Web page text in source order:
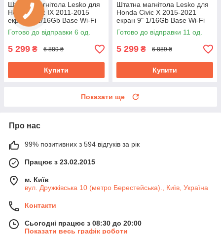
Штатна магнітола Lesko для
Honda Civic IX 2011-2015
екран 9" 1/16Gb Base Wi-Fi
GPS Android
Готово до відправки 6 од.
5 299 ₴ 6 889 ₴
Купити
Штатна магнітола Lesko для
Honda Civic X 2015-2021
екран 9" 1/16Gb Base Wi-Fi
Android GPS Хонда цивік
Готово до відправки 11 од.
5 299 ₴ 6 889 ₴
Купити
Показати ще
Про нас
99% позитивних з 594 відгуків за рік
Працює з 23.02.2015
м. Київ
вул. Дружківська 10 (метро Берестейська)., Київ, Україна
Контакти
Сьогодні працює з 08:30 до 20:00
Показати весь графік роботи